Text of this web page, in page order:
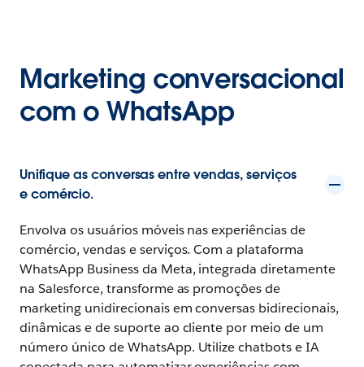
Marketing conversacional
com o WhatsApp
Unifique as conversas entre vendas, serviços
e comércio.
Envolva os usuários móveis nas experiências de
comércio, vendas e serviços. Com a plataforma
WhatsApp Business da Meta, integrada diretamente
na Salesforce, transforme as promoções de
marketing unidirecionais em conversas bidirecionais,
dinâmicas e de suporte ao cliente por meio de um
número único de WhatsApp. Utilize chatbots e IA